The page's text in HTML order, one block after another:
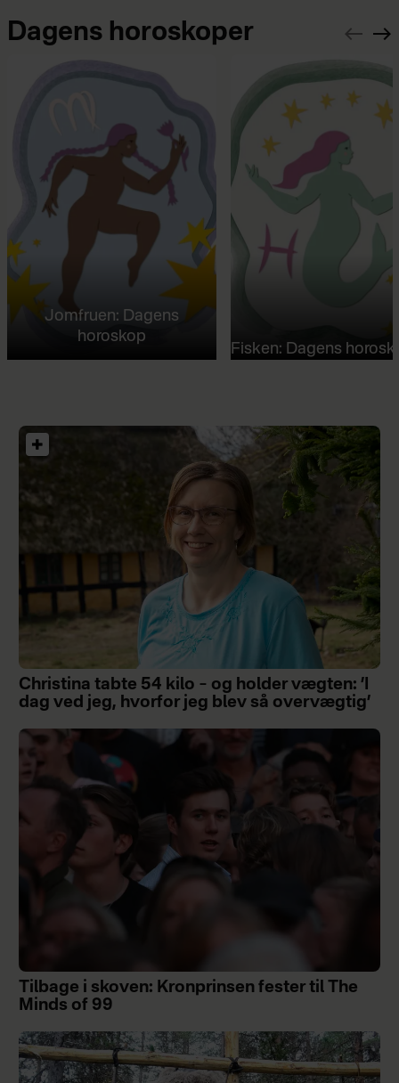
Dagens horoskoper
Jomfruen: Dagens
horoskop
Fisken: Dagens
Christina tabte 54 kilo – og holder vægten: ’I
dag ved jeg, hvorfor jeg blev så overvægtig’
Tilbage i skoven: Kronprinsen fester til The
Minds of 99